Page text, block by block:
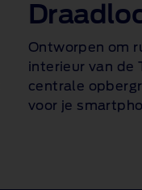
Ontworpen om
interieur van de
centrale
voor je